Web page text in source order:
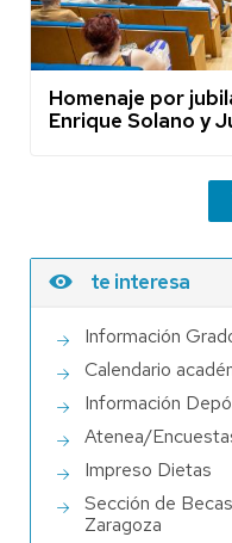
Homenaje por
Enrique Solano y
te interesa
Información
Calendario
Información
Atenea/
Impreso Dietas
Sección de
Zaragoza